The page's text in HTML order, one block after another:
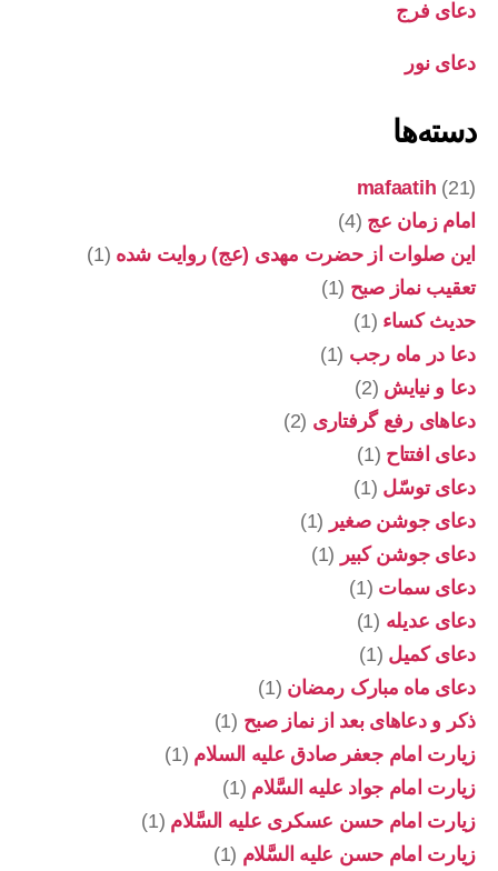
دعای فرج
دعای نور
دسته‌ها
mafaatih (21)
امام زمان عج (4)
این صلوات از حضرت مهدی (عج) روایت شده (1)
تعقیب نماز صبح (1)
حدیث کساء (1)
دعا در ماه رجب (1)
دعا و نیایش (2)
دعاهای رفع گرفتاری (2)
دعای افتتاح (1)
دعای توسّل (1)
دعای جوشن صغیر (1)
دعای جوشن کبیر (1)
دعای سمات (1)
دعای عدیله (1)
دعای کمیل (1)
دعای ماه مبارک رمضان (1)
ذکر و دعاهای بعد از نماز صبح (1)
زیارت امام جعفر صادق علیه السلام (1)
زیارت امام جواد علیه السَّلام (1)
زیارت امام حسن عسکری علیه السَّلام (1)
زیارت امام حسن علیه السَّلام (1)